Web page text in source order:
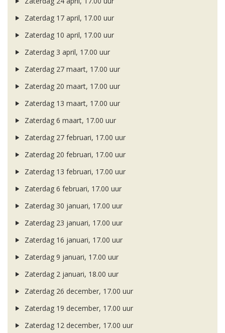
Zaterdag 17 april, 17.00 uur
Zaterdag 10 april, 17.00 uur
Zaterdag 3 april, 17.00 uur
Zaterdag 27 maart, 17.00 uur
Zaterdag 20 maart, 17.00 uur
Zaterdag 13 maart, 17.00 uur
Zaterdag 6 maart, 17.00 uur
Zaterdag 27 februari, 17.00 uur
Zaterdag 20 februari, 17.00 uur
Zaterdag 13 februari, 17.00 uur
Zaterdag 6 februari, 17.00 uur
Zaterdag 30 januari, 17.00 uur
Zaterdag 23 januari, 17.00 uur
Zaterdag 16 januari, 17.00 uur
Zaterdag 9 januari, 17.00 uur
Zaterdag 2 januari, 18.00 uur
Zaterdag 26 december, 17.00 uur
Zaterdag 19 december, 17.00 uur
Zaterdag 12 december, 17.00 uur